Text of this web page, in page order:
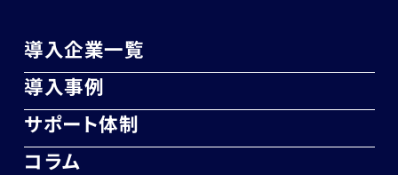
導入企業一覧
導入事例
サポート体制
コラム